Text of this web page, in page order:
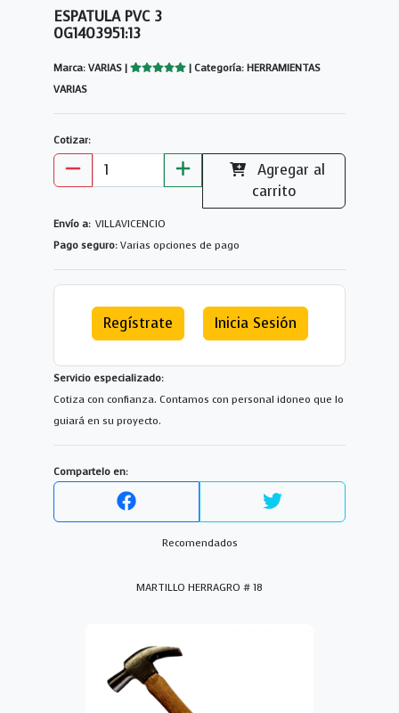
ESPATULA PVC 3
0G1403951:13
Marca: VARIAS |
| Categoría: HERRAMIENTAS
VARIAS
Cotizar:
Agregar al
carrito
Envío a: VILLAVICENCIO
Pago seguro: Varias opciones de pago
Regístrate Inicia Sesión
Servicio especializado:
Cotiza con confianza. Contamos con personal idoneo que lo
guiará en su proyecto.
Compartelo en:
Recomendados
MARTILLO HERRAGRO # 18